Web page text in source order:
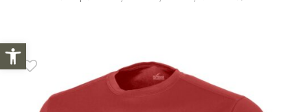
פתח